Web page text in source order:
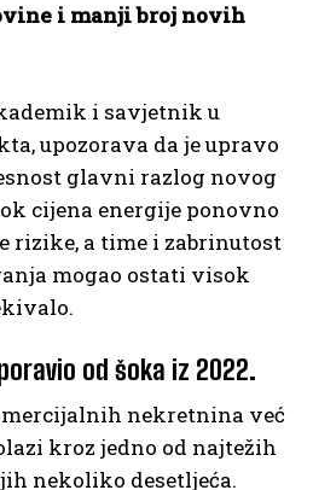
i manji broj novih
i savjetnik u
upozorava da je upravo
glavni razlog novog
cijena energije ponovno
rizike, a time i zabrinutost
mogao ostati visok
od šoka iz 2022.
nekretnina već
kroz jedno od najtežih
nekoliko desetljeća.